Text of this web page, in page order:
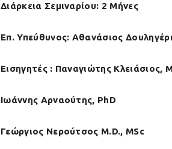
Διάρκεια Σεμιναρίου: 2 Μήνες
Επ. Υπεύθυνος: Αθανάσιος
Εισηγητές : Παναγιώτης Κλειάσιος,
Ιωάννης Αρναούτης, PhD
Γεώργιος Νερούτσος M.D., MSc